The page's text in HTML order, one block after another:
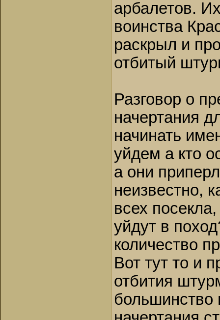
арбалетов.
воинства
раскрыл и
отбитый
Разговор о
начертания
начинать
уйдем а кто
а они
неизвестно,
всех
уйдут в
количество
Вот тут то и
отбития